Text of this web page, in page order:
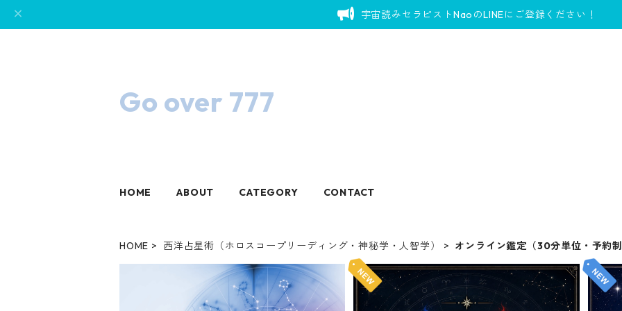
宇宙読みセラピストNaoのLINEにご登録ください！
Go over 777
HOME ABOUT CATEGORY CONTACT
HOME 西洋占星術（ホロスコープリーディング・神秘学・人智学） オンライン鑑定（30分単位・予約